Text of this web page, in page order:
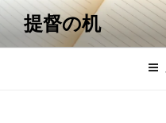
コ
テ
提督の机